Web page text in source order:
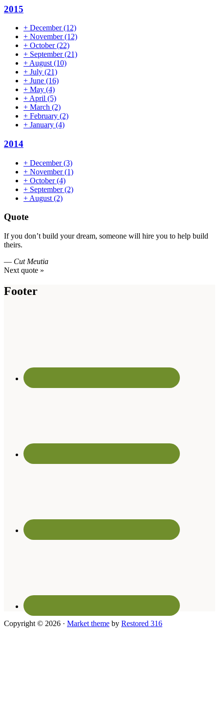
2015
+ December(12)
+ November(12)
+ October(22)
+ September(21)
+ August (10)
+ July (21)
+ June (16)
+ May (4)
+ April (5)
+ March (2)
+ February (2)
+ January (4)
2014
+ December(3)
+ November(1)
+ October(4)
+ September(2)
+ August (2)
Quote
If you don’t build your dream, someone will hire you to help build
theirs.
— Cut Meutia
Next quote »
Footer
Copyright © 2026 · Market theme by Restored 316